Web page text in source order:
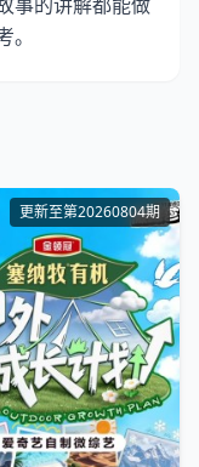
更新至第20260804期